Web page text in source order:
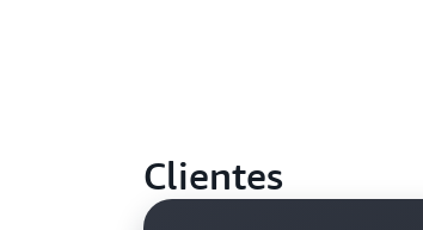
Clientes